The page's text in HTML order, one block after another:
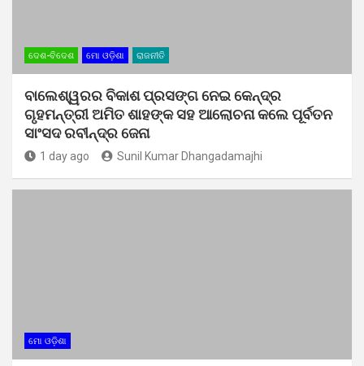
ଦେଶ-ବିଦେଶ ମୋ ଓଡ଼ିଶା ରାଜନୀତି
ବାଲେଶ୍ୱରର ବିକାଶ ପ୍ରସଙ୍ଗ ନେଇ କେନ୍ଦ୍ର
ଗୃହମନ୍ତ୍ରୀ ଅମିତ ଶାହଙ୍କ ସହ ଆଲୋଚନା କଲେ ପୂର୍ବତନ
ସାଂସଦ ରବୀନ୍ଦ୍ର ଜେନା
1 day ago Sunil Kumar Dhangadamajhi
ମୋ ଓଡ଼ିଶା